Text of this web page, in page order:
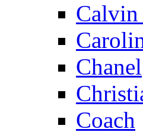
Chanel
Coach